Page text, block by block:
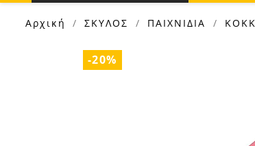
Αρχική ΣΚΥΛΟΣ ΠΑΙΧΝΙΔΙΑ
-20%